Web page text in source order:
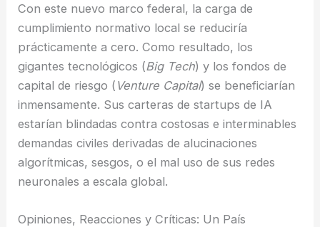
Con este nuevo marco federal, la carga de
cumplimiento normativo local se reduciría
prácticamente a cero. Como resultado, los
gigantes tecnológicos (Big Tech) y los fondos de
capital de riesgo ( Venture Capital) se beneficiarían
inmensamente. Sus carteras de startups de IA
estarían blindadas contra costosas e interminables
demandas civiles derivadas de alucinaciones
algorítmicas, sesgos, o el mal uso de sus redes
neuronales a escala global.
Opiniones, Reacciones y Críticas: Un País